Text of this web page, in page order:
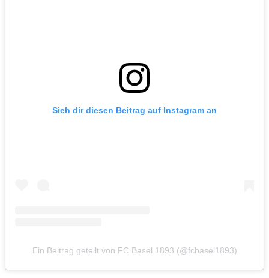
Sieh dir diesen Beitrag auf Instagram an
Ein Beitrag geteilt von FC Basel 1893 (@fcbasel1893)